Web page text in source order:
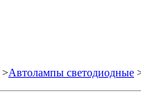
>Автолампы светодиодные